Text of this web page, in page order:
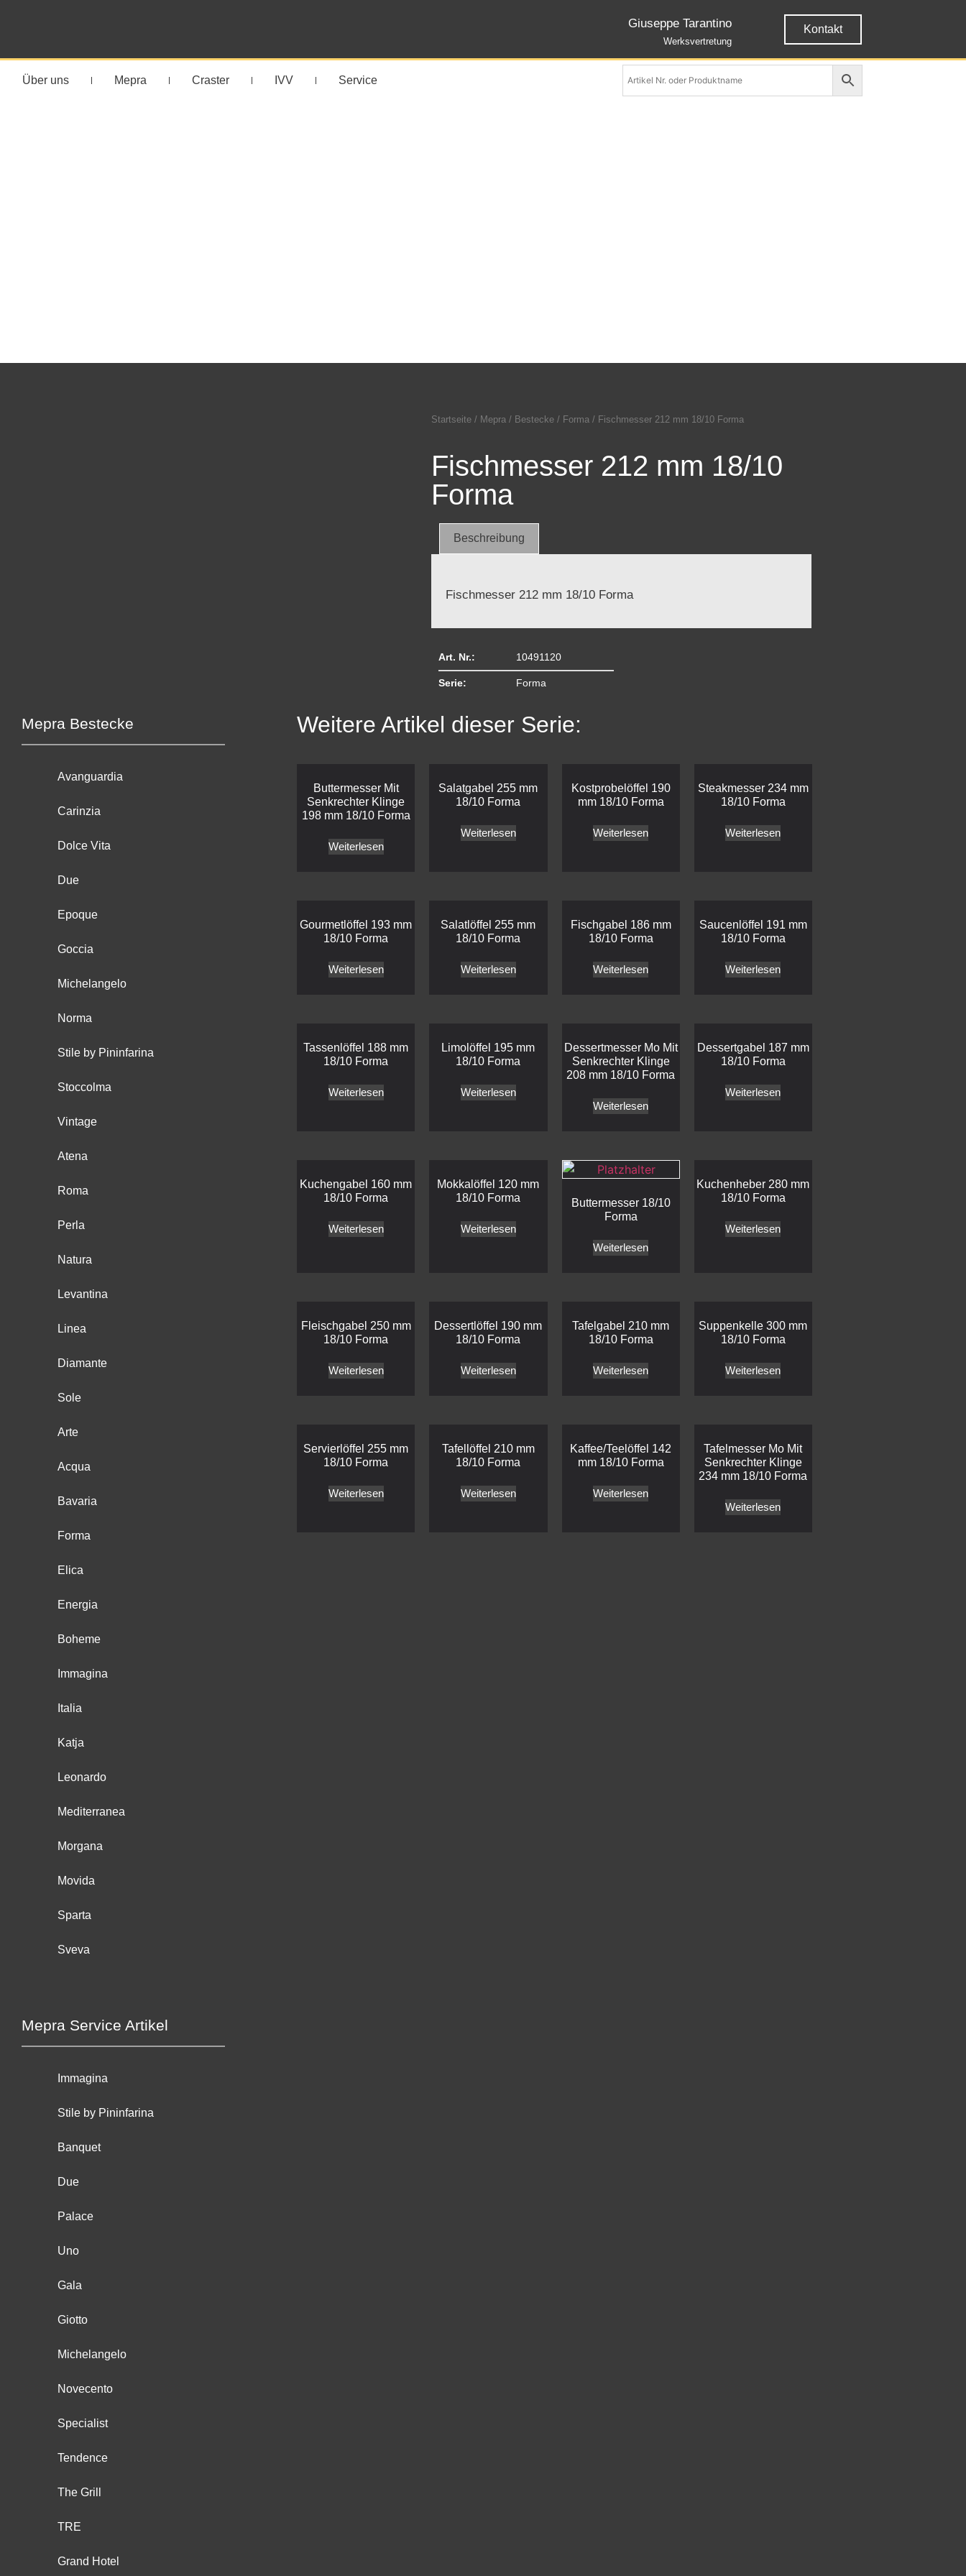
Giuseppe Tarantino
Werksvertretung
Kontakt
Über uns Mepra Craster IVV Service
Startseite / Mepra / Bestecke / Forma / Fischmesser 212 mm 18/10 Forma
Fischmesser 212 mm 18/10
Forma
Beschreibung
Fischmesser 212 mm 18/10 Forma
Art. Nr.: 10491120
Serie: Forma
Mepra Bestecke
Avanguardia
Carinzia
Dolce Vita
Due
Epoque
Goccia
Michelangelo
Norma
Stile by Pininfarina
Stoccolma
Vintage
Atena
Roma
Perla
Natura
Levantina
Linea
Diamante
Sole
Arte
Acqua
Bavaria
Forma
Elica
Energia
Boheme
Immagina
Italia
Katja
Leonardo
Mediterranea
Morgana
Movida
Sparta
Sveva
Mepra Service Artikel
Immagina
Stile by Pininfarina
Banquet
Due
Palace
Uno
Gala
Giotto
Michelangelo
Novecento
Specialist
Tendence
The Grill
TRE
Grand Hotel
Weitere Artikel dieser Serie:
Buttermesser Mit
Senkrechter Klinge
198 mm 18/10 Forma
Weiterlesen
Salatgabel 255 mm
18/10 Forma
Weiterlesen
Kostprobelöffel 190
mm 18/10 Forma
Weiterlesen
Steakmesser 234 mm
18/10 Forma
Weiterlesen
Gourmetlöffel 193 mm
18/10 Forma
Weiterlesen
Salatlöffel 255 mm
18/10 Forma
Weiterlesen
Fischgabel 186 mm
18/10 Forma
Weiterlesen
Saucenlöffel 191 mm
18/10 Forma
Weiterlesen
Tassenlöffel 188 mm
18/10 Forma
Weiterlesen
Limolöffel 195 mm
18/10 Forma
Weiterlesen
Dessertmesser Mo Mit
Senkrechter Klinge
208 mm 18/10 Forma
Weiterlesen
Dessertgabel 187 mm
18/10 Forma
Weiterlesen
Kuchengabel 160 mm
18/10 Forma
Weiterlesen
Mokkalöffel 120 mm
18/10 Forma
Weiterlesen
Buttermesser 18/10
Forma
Weiterlesen
Kuchenheber 280 mm
18/10 Forma
Weiterlesen
Fleischgabel 250 mm
18/10 Forma
Weiterlesen
Dessertlöffel 190 mm
18/10 Forma
Weiterlesen
Tafelgabel 210 mm
18/10 Forma
Weiterlesen
Suppenkelle 300 mm
18/10 Forma
Weiterlesen
Servierlöffel 255 mm
18/10 Forma
Weiterlesen
Tafellöffel 210 mm
18/10 Forma
Weiterlesen
Kaffee/Teelöffel 142
mm 18/10 Forma
Weiterlesen
Tafelmesser Mo Mit
Senkrechter Klinge
234 mm 18/10 Forma
Weiterlesen